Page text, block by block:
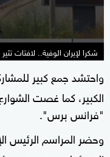
شكرا لإيران الوفية.. لافتات
واحتشد جمع كبير
الكبير، كما غصت
"فرانس برس".
وحضر المراسم الرئيس